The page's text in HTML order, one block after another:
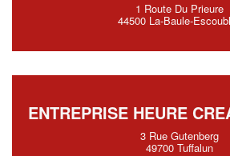
1 Route Du Prieure
44500 La-Baule-
ENTREPRISE HEURE
3 Rue Gutenberg
49700 Tuffalun